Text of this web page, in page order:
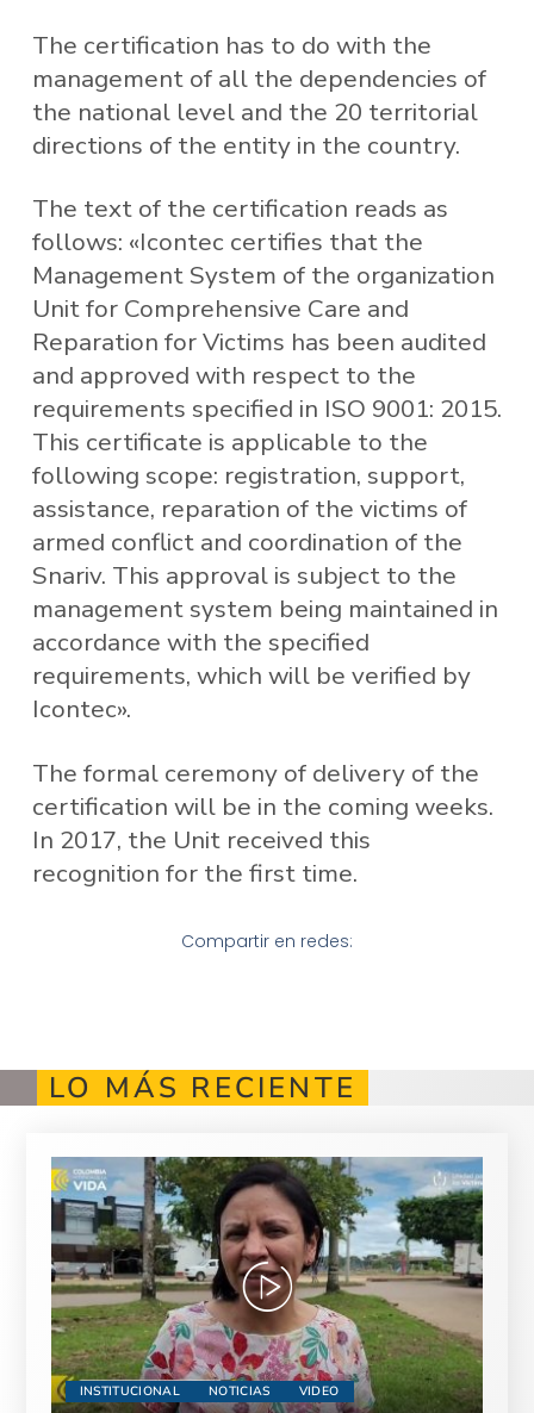
The certification has to do with the
management of all the dependencies of
the national level and the 20 territorial
directions of the entity in the country.
The text of the certification reads as
follows: «Icontec certifies that the
Management System of the organization
Unit for Comprehensive Care and
Reparation for Victims has been audited
and approved with respect to the
requirements specified in ISO 9001: 2015.
This certificate is applicable to the
following scope: registration, support,
assistance, reparation of the victims of
armed conflict and coordination of the
Snariv. This approval is subject to the
management system being maintained in
accordance with the specified
requirements, which will be verified by
Icontec».
The formal ceremony of delivery of the
certification will be in the coming weeks.
In 2017, the Unit received this
recognition for the first time.
Compartir en redes:
LO MÁS RECIENTE
INSTITUCIONAL NOTICIAS VIDEO